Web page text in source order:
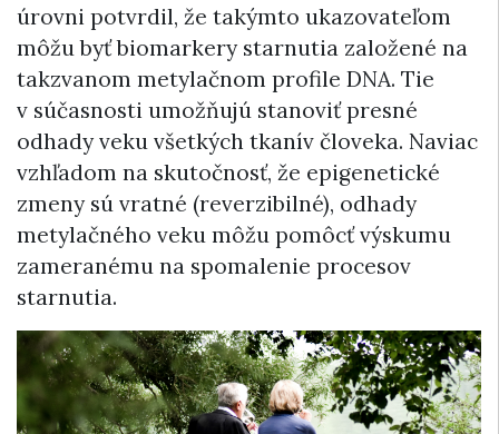
úrovni potvrdil, že takýmto ukazovateľom
môžu byť biomarkery starnutia založené na
takzvanom metylačnom profile DNA. Tie
v súčasnosti umožňujú stanoviť presné
odhady veku všetkých tkanív človeka. Naviac
vzhľadom na skutočnosť, že epigenetické
zmeny sú vratné (reverzibilné), odhady
metylačného veku môžu pomôcť výskumu
zameranému na spomalenie procesov
starnutia.